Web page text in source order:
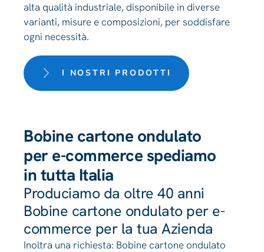
alta qualità industriale, disponibile in diverse
varianti, misure e composizioni, per soddisfare
ogni necessità.
I NOSTRI PRODOTTI
Bobine cartone ondulato
per e-commerce spediamo
in tutta Italia
Produciamo da oltre 40 anni
Bobine cartone ondulato per e-
commerce per la tua Azienda
Inoltra una richiesta: Bobine cartone ondulato